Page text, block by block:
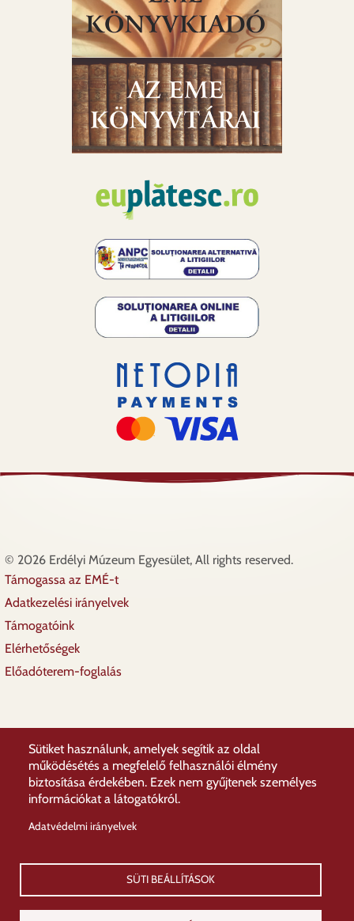
© 2026 Erdélyi Múzeum Egyesület, All rights reserved.
Lábléc
Támogassa az EMÉ-t
Adatkezelési irányelvek
Támogatóink
Elérhetőségek
Előadóterem-foglalás
Sütiket használunk, amelyek segítik az oldal
működésétés a megfelelő felhasználói élmény
biztosítása érdekében. Ezek nem gyűjtenek személyes
információkat a látogatókról.
Adatvédelmi irányelvek
SÜTI BEÁLLÍTÁSOK